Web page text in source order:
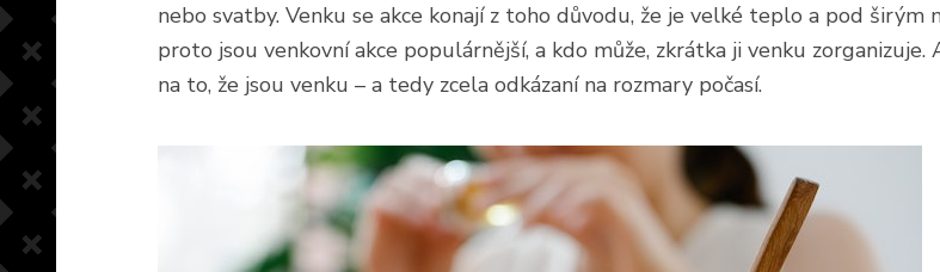
nebo svatby. Venku se akce konají z toho důvodu, že je velké teplo a pod
proto jsou venkovní akce populárnější, a kdo může, zkrátka ji venku
na to, že jsou venku – a tedy zcela odkázaní na rozmary počasí.